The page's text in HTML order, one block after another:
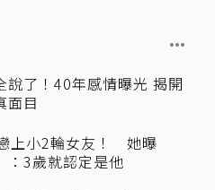
說了！40年感情曝光 揭開
面目
上小2輪女友！ 她曝
：3歲就認定是他